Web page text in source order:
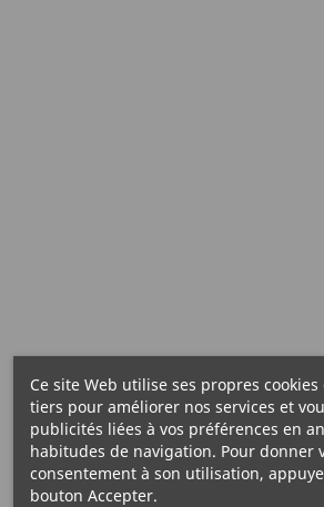
Ce site Web utilise ses propres cookies
tiers pour améliorer nos services et
publicités liées à vos préférences en
habitudes de navigation. Pour donner
consentement à son utilisation,
bouton Accepter.